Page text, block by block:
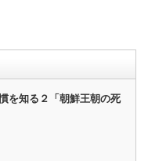
を知る２「朝鮮王朝の死